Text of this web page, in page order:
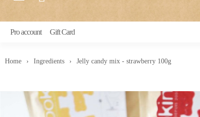
Pro account Gift Card
Home Ingredients Jelly candy mix - strawberry 100g